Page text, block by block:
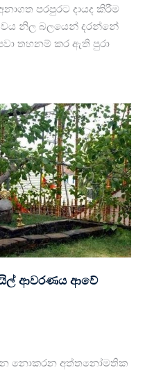
පරපුරට දායද කිරීම
නිල බලයෙන් දරන්නේ
තහනම් කර ඇති පුරා
ආවරණය ආවේ
නොකරන අත්තනෝමතික